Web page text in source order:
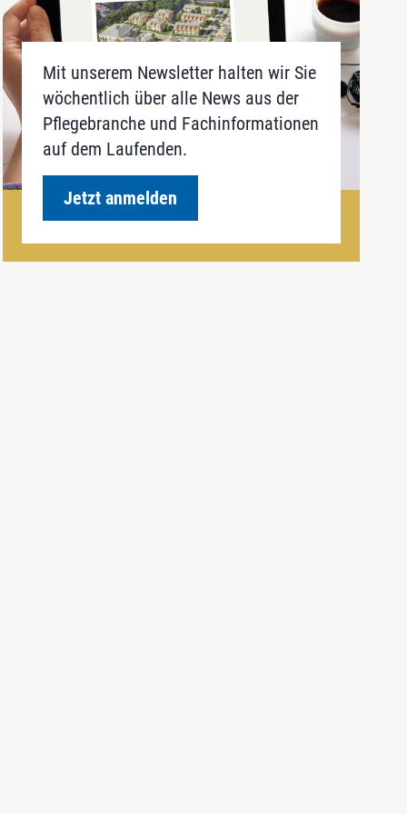
Mit unserem Newsletter halten wir Sie
wöchentlich über alle News aus der
Pflegebranche und Fachinformationen
auf dem Laufenden.
Jetzt anmelden